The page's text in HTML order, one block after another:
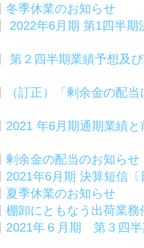
冬季休業のお知らせ
2022年6月期 第1四半
第２四半期業績予想及
（訂正）「剰余金の配
2021 年6月期通期業績
剰余金の配当のお知らせ
2021年6月期 決算短信
夏季休業のお知らせ
棚卸にともなう出荷業務
2021年６月期 第３四半